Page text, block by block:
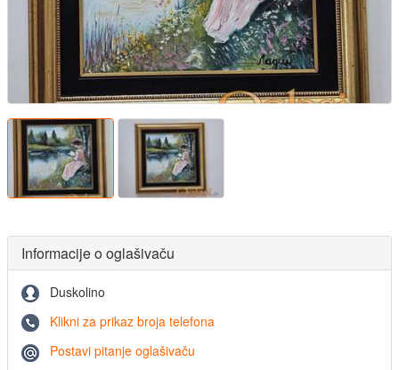
Informacije o oglašivaču
Duskolino
Klikni za prikaz broja telefona
Postavi pitanje oglašivaču